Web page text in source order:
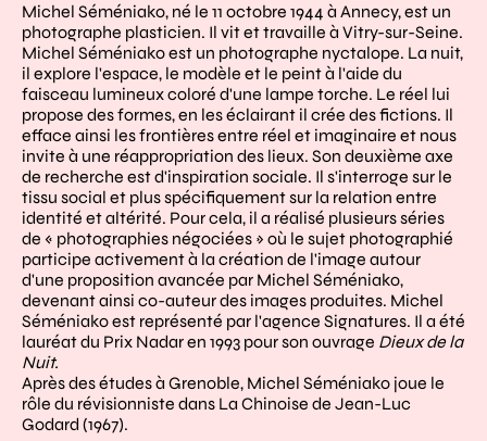
Michel Séméniako, né le 11 octobre 1944 à Annecy, est un
photographe plasticien. Il vit et travaille à Vitry-sur-Seine.
Michel Séméniako est un photographe nyctalope. La nuit,
il explore l'espace, le modèle et le peint à l'aide du
faisceau lumineux coloré d'une lampe torche. Le réel lui
propose des formes, en les éclairant il crée des fictions. Il
efface ainsi les frontières entre réel et imaginaire et nous
invite à une réappropriation des lieux. Son deuxième axe
de recherche est d'inspiration sociale. Il s'interroge sur le
tissu social et plus spécifiquement sur la relation entre
identité et altérité. Pour cela, il a réalisé plusieurs séries
de « photographies négociées » où le sujet photographié
participe activement à la création de l'image autour
d'une proposition avancée par Michel Séméniako,
devenant ainsi co-auteur des images produites. Michel
Séméniako est représenté par l'agence Signatures. Il a été
lauréat du Prix Nadar en 1993 pour son ouvrage Dieux de la
Nuit.
Après des études à Grenoble, Michel Séméniako joue le
rôle du révisionniste dans La Chinoise de Jean-Luc
Godard (1967).